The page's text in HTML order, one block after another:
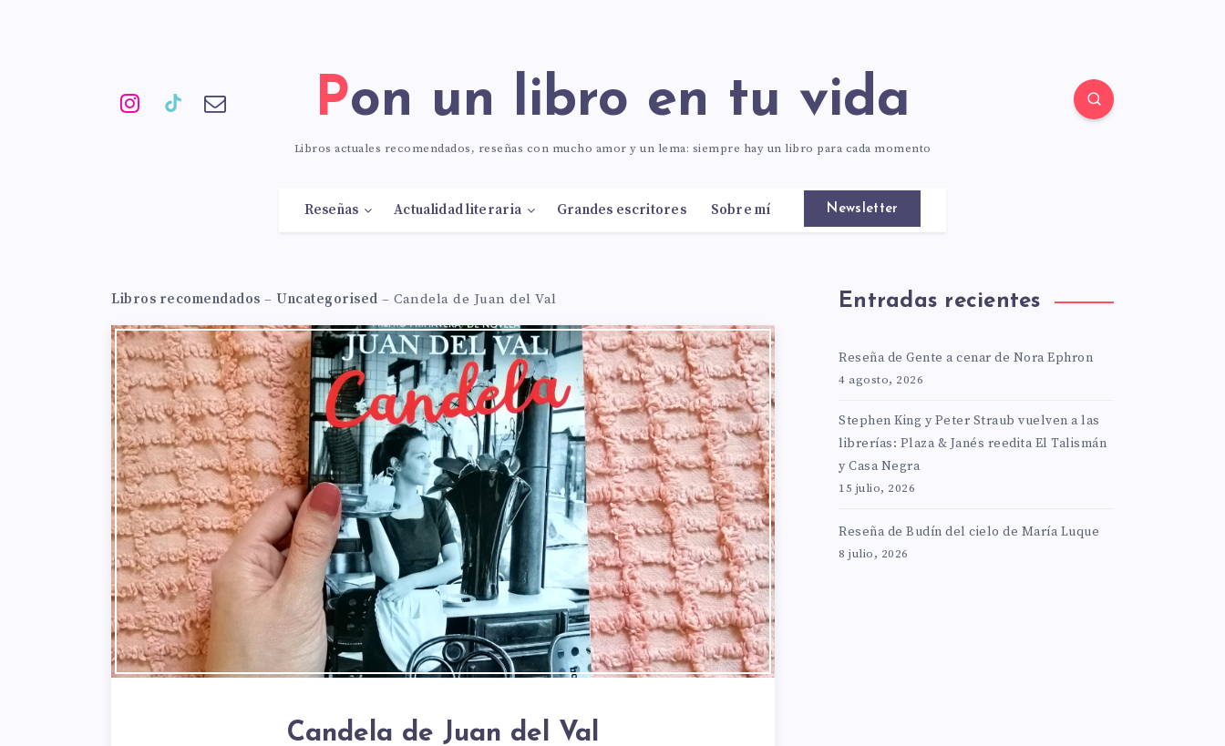
Pon un libro en tu vida
Libros actuales recomendados, reseñas con mucho amor y un lema: siempre hay un libro para cada momento
Reseñas Actualidad literaria Grandes escritores Sobre mí Newsletter
Libros recomendados – Uncategorised – Candela de Juan del Val
Candela de Juan del Val
Entradas recientes
Reseña de Gente a cenar de Nora Ephron
4 agosto, 2026
Stephen King y Peter Straub vuelven a las
librerías: Plaza & Janés reedita El Talismán
y Casa Negra
15 julio, 2026
Reseña de Budín del cielo de María Luque
8 julio, 2026